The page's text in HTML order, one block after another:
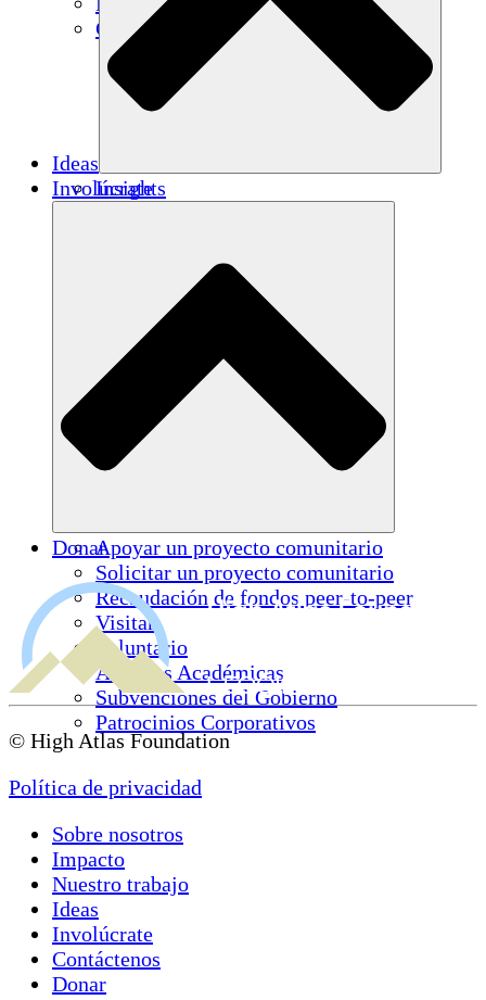
Créditos de carbono
Ideas
Insights
Involúcrate
Apoyar un proyecto comunitario
Solicitar un proyecto comunitario
Recaudación de fondos peer-to-peer
Visitar
Voluntario
Alianzas Académicas
Subvenciones del Gobierno
Patrocinios Corporativos
Donar
© High Atlas Foundation
Política de privacidad
Sobre nosotros
Impacto
Nuestro trabajo
Ideas
Involúcrate
Contáctenos
Donar